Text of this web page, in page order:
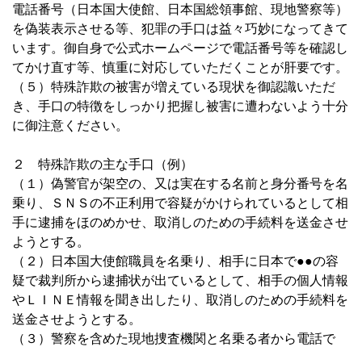
電話番号（日本国大使館、日本国総領事館、現地警察等）
を偽装表示させる等、犯罪の手口は益々巧妙になってきて
います。御自身で公式ホームページで電話番号等を確認し
てかけ直す等、慎重に対応していただくことが肝要です。
（５）特殊詐欺の被害が増えている現状を御認識いただ
き、手口の特徴をしっかり把握し被害に遭わないよう十分
に御注意ください。
２ 特殊詐欺の主な手口（例）
（１）偽警官が架空の、又は実在する名前と身分番号を名
乗り、ＳＮＳの不正利用で容疑がかけられているとして相
手に逮捕をほのめかせ、取消しのための手続料を送金させ
ようとする。
（２）日本国大使館職員を名乗り、相手に日本で●●の容
疑で裁判所から逮捕状が出ているとして、相手の個人情報
やＬＩＮＥ情報を聞き出したり、取消しのための手続料を
送金させようとする。
（３）警察を含めた現地捜査機関と名乗る者から電話で